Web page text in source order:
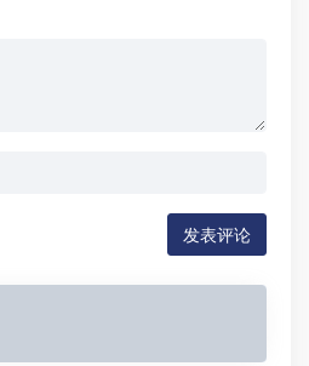
发表评论